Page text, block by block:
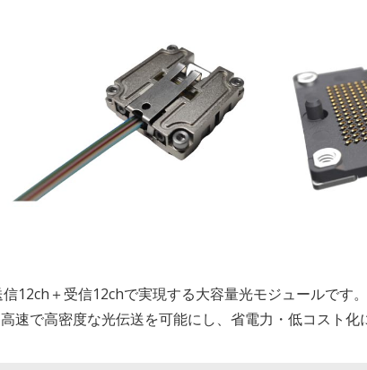
12ch＋受信12chで実現する大容量光モジュールです
速で高密度な光伝送を可能にし、省電力・低コスト化